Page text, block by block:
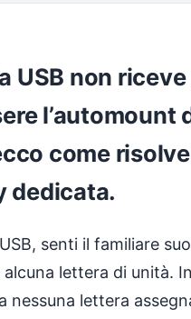
USB non
come
dedicata.
senti il familiare
lettera di unità.
nessuna lettera